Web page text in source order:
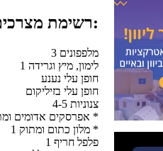
רשימת מצרכים:
3 מלפפונים
1 לימון, מיץ וגרידה
חופן עלי נענע
חופן עלי בזיליקום
4-5 צנוניות
3-4 אפרסקים אדומים ומתוקים *
1 מלון כתום ומתוק *
1 פלפל חריף